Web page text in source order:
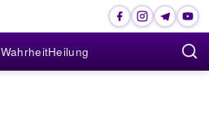
WahrheitHeilung